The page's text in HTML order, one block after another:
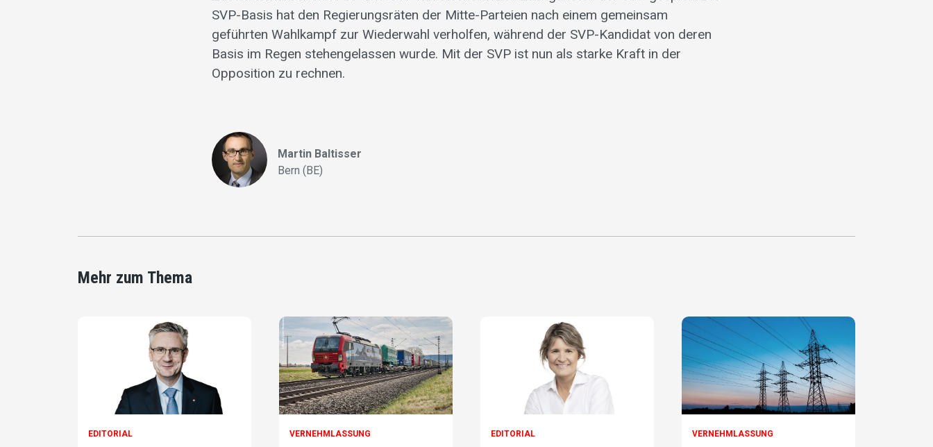
SVP-Basis hat den Regierungsräten der Mitte-Parteien nach einem gemeinsam
geführten Wahlkampf zur Wiederwahl verholfen, während der SVP-Kandidat von deren
Basis im Regen stehengelassen wurde. Mit der SVP ist nun als starke Kraft in der
Opposition zu rechnen.
Martin Baltisser
Bern (BE)
Mehr zum Thema
EDITORIAL VERNEHMLASSUNG EDITORIAL VERNEHMLASSUNG